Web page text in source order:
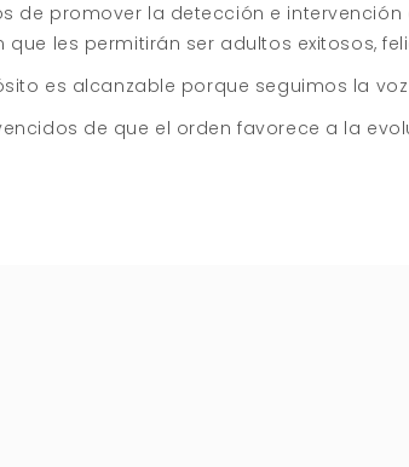
de promover la detección e
que les permitirán ser adultos exitosos,
es alcanzable porque seguimos la
de que el orden favorece a la